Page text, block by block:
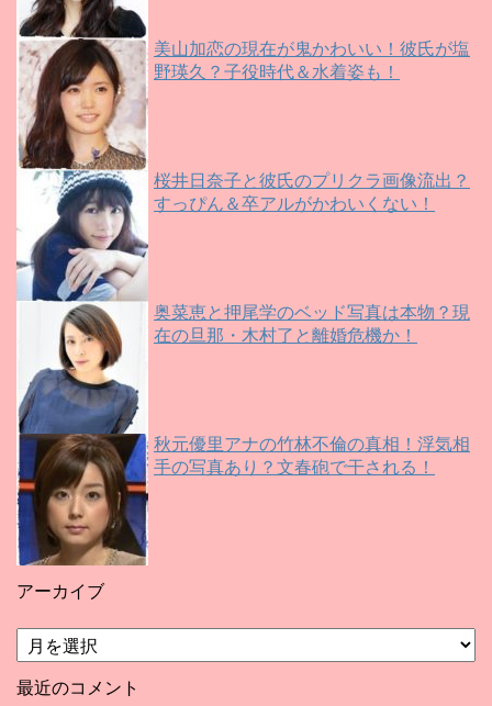
美山加恋の現在が鬼かわいい！彼氏が塩
野瑛久？子役時代＆水着姿も！
桜井日奈子と彼氏のプリクラ画像流出？
すっぴん＆卒アルがかわいくない！
奥菜恵と押尾学のベッド写真は本物？現
在の旦那・木村了と離婚危機か！
秋元優里アナの竹林不倫の真相！浮気相
手の写真あり？文春砲で干される！
アーカイブ
ア
ー
カ
最近のコメント